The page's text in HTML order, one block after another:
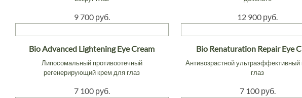
9 700 руб. 12 900 руб.
Bio Advanced Lightening Eye Cream
Липосомальный противоотечный
регенерирующий крем для глаз
7 100 руб.
Bio Renaturation Repair Eye
Антивозрастной
глаз
7 100 руб.